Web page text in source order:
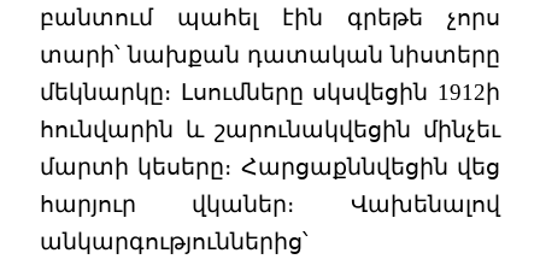
բանտում պահել էին գրեթե չորս
տարի՝ նախքան դատական նիստերը
մեկնարկը։ Լսումները սկսվեցին 1912ի
հունվարին և շարունակվեցին մինչեւ
մարտի կեսերը։ Հարցաքննվեցին վեց
հարյուր վկաներ։ Վախենալով
անկարգություններից՝